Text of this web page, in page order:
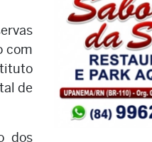
com
de
dos